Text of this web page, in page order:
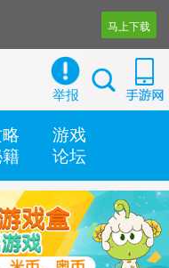
马上下载
举报
游戏
论坛